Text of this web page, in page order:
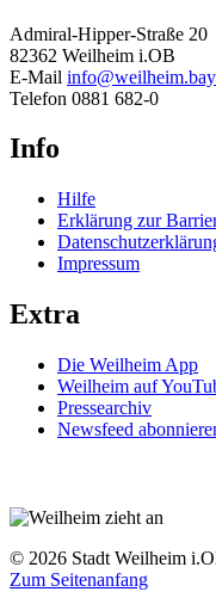
Admiral-Hipper-Straße 20
82362 Weilheim i.OB
E-Mail
Telefon 0881 682-0
Info
Hilfe
Erklärung zur
Impressum
Extra
Die Weilheim App
Weilheim auf
Pressearchiv
Newsfeed
© 2026 Stadt Weilheim
Zum Seitenanfang